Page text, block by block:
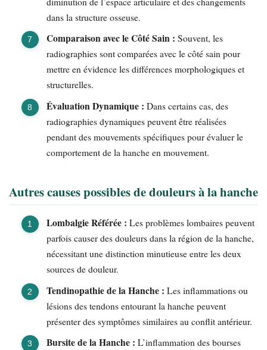
dans la structure osseuse.
Comparaison avec le Côté Sain : Souvent, les
radiographies sont comparées avec le côté sain pour
mettre en évidence les différences morphologiques et
structurelles.
Évaluation Dynamique : Dans certains cas, des
radiographies dynamiques peuvent être réalisées
pendant des mouvements spécifiques pour évaluer le
comportement de la hanche en mouvement.
Autres causes possibles de douleurs à la hanche
Lombalgie Référée : Les problèmes lombaires peuvent
parfois causer des douleurs dans la région de la hanche,
nécessitant une distinction minutieuse entre les deux
sources de douleur.
Tendinopathie de la Hanche : Les inflammations ou
lésions des tendons entourant la hanche peuvent
présenter des symptômes similaires au conflit antérieur.
Bursite de la Hanche : L’inflammation des bourses